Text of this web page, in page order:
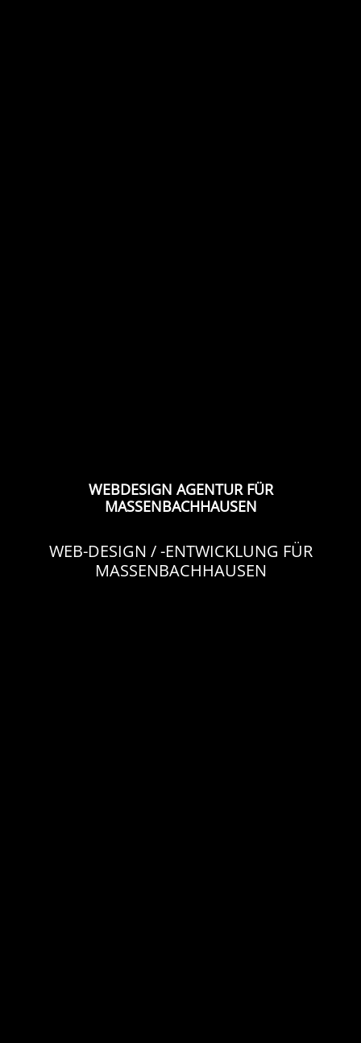
WEBDESIGN AGENTUR FÜR
MASSENBACHHAUSEN
WEB-DESIGN / -ENTWICKLUNG FÜR
MASSENBACHHAUSEN